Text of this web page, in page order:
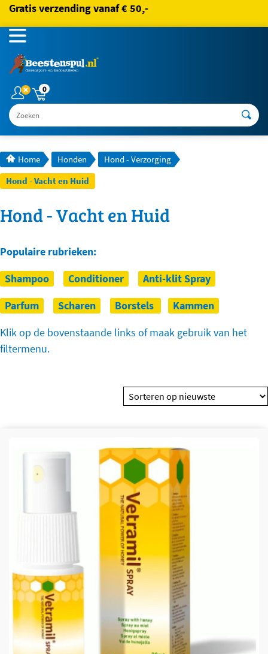
Gratis verzending vanaf € 50,-
0
Zoeken
Home Honden
Hond - Verzorging
Hond - Vacht en Huid
Hond - Vacht en Huid
Populaire rubrieken:
Shampoo
Conditioner
Anti-klit Spray
Parfum
Scharen Borstels
Kammen
Klik op de bovenstaande links of maak gebruik van het
filtermenu.